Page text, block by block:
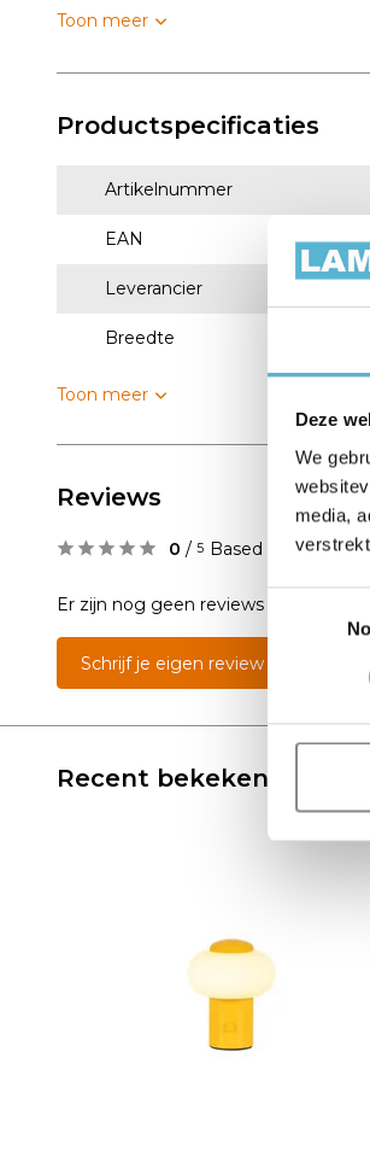
Deze
We
media,
Toon meer
Productspecificaties
Artikelnummer
EAN
Leverancier
Breedte
Toon meer
Reviews
0 / 5 Based on 0 reviews
Er zijn nog geen reviews geschreven
Schrijf je eigen review
Recent bekeken